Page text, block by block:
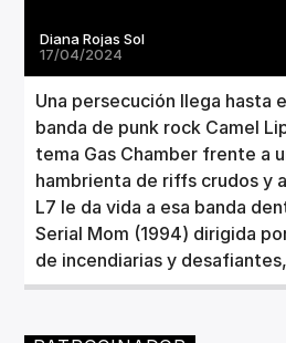
Invencible Radio
Diana Rojas Sol
17/04/2024
Una persecución llega hasta
banda de punk rock Camel
tema Gas Chamber frente a
hambrienta de riffs crudos y
L7 le da vida a esa banda
Serial Mom (1994) dirigida
de incendiarias y